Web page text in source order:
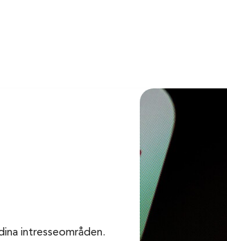
intresseområden.